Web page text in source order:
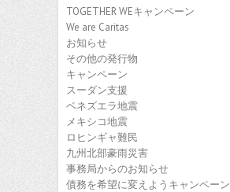
TOGETHER WEキャンペーン
We are Caritas
お知らせ
その他の発行物
キャンペーン
スーダン支援
ベネズエラ地震
メキシコ地震
ロヒンギャ難民
九州北部豪雨災害
事務局からのお知らせ
債務を希望に変えようキャンペーン